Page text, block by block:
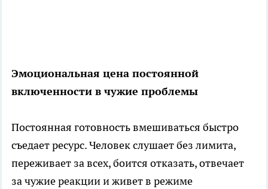
Эмоциональная цена постоянной
включенности в чужие проблемы
Постоянная готовность вмешиваться быстро
съедает ресурс. Человек слушает без лимита,
переживает за всех, боится отказать, отвечает
за чужие реакции и живет в режиме